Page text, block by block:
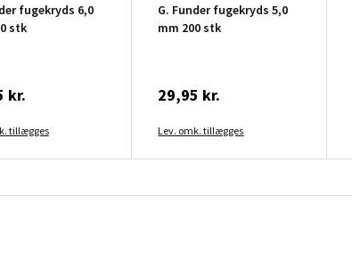
fugekryds 6,0
stk
kr.
tillægges
G. Funder fugekryds 5,0
mm 200 stk
29,95 kr.
Lev. omk. tillægges